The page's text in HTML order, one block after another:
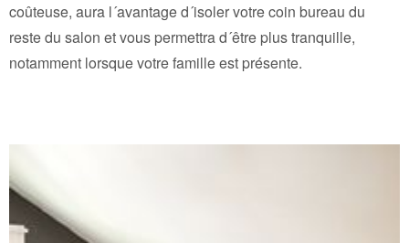
coûteuse, aura l´avantage d´isoler votre coin bureau du
reste du salon et vous permettra d´être plus tranquille,
notamment lorsque votre famille est présente.